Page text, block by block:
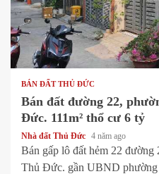
1 min read
BÁN ĐẤT THỦ ĐỨC
Bán đất đường 22,
Đức. 111m² thổ cư 6 tỷ
Nhà đất Thủ Đức 4 năm ago
Bán gấp lô đất hẻm 22
Thủ Đức. gần UBND